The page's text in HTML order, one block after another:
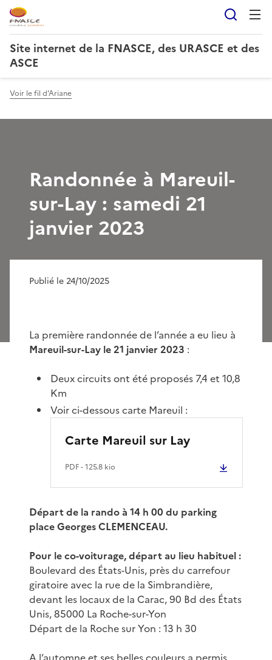
Site internet de la FNASCE, des URASCE et des
ASCE
Voir le fil d'Ariane
Randonnée à Mareuil-
sur-Lay : samedi 21
janvier 2023
Publié le 24/10/2025
La première randonnée de l’année a eu lieu à
Mareuil-sur-Lay le 21 janvier 2023 :
Deux circuits ont été proposés 7,4 et 10,8
Km
Voir ci-dessous carte Mareuil :
Carte Mareuil sur Lay
PDF- 125.8 kio
Départ de la rando à 14 h 00 du parking
place Georges CLEMENCEAU.
Pour le co-voiturage, départ au lieu habituel :
Boulevard des États-Unis, près du carrefour
giratoire avec la rue de la Simbrandière,
devant les locaux de la Carac, 90 Bd des États
Unis, 85000 La Roche-sur-Yon
Départ de la Roche sur Yon : 13 h 30